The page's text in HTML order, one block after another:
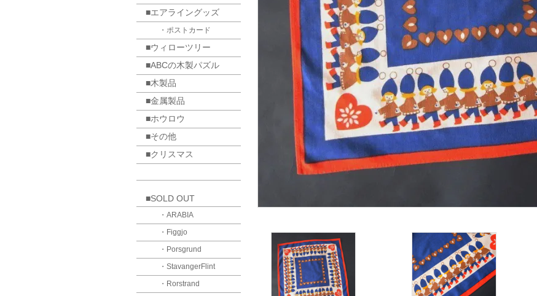
■エアライングッズ
・ポストカード
■ウィローツリー
■ABCの木製パズル
■木製品
■金属製品
■ホウロウ
■その他
■クリスマス
■SOLD OUT
・ARABIA
・Figgjo
・Porsgrund
・StavangerFlint
・Rorstrand